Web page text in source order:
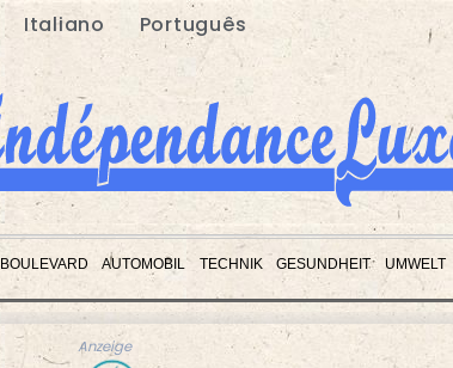
Italiano Português
BOULEVARD AUTOMOBIL TECHNIK GESUNDHEIT UMWELT
Anzeige